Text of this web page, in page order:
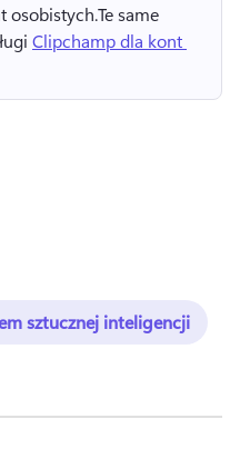
osobistych.Te same
Clipchamp dla kont
sztucznej inteligencji